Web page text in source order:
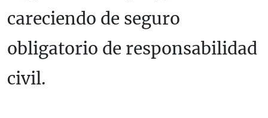
careciendo de seguro
obligatorio de responsabilidad
civil.